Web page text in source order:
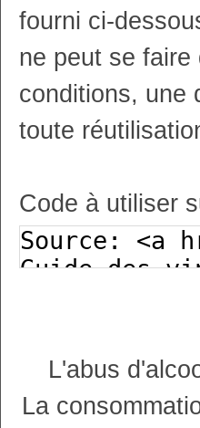
fourni ci-
ne peut se faire
conditions, une
toute
Code à utiliser
L'abus
La